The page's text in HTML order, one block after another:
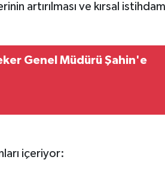
artırılması ve kırsal
Genel Müdürü Şahin'e
içeriyor: